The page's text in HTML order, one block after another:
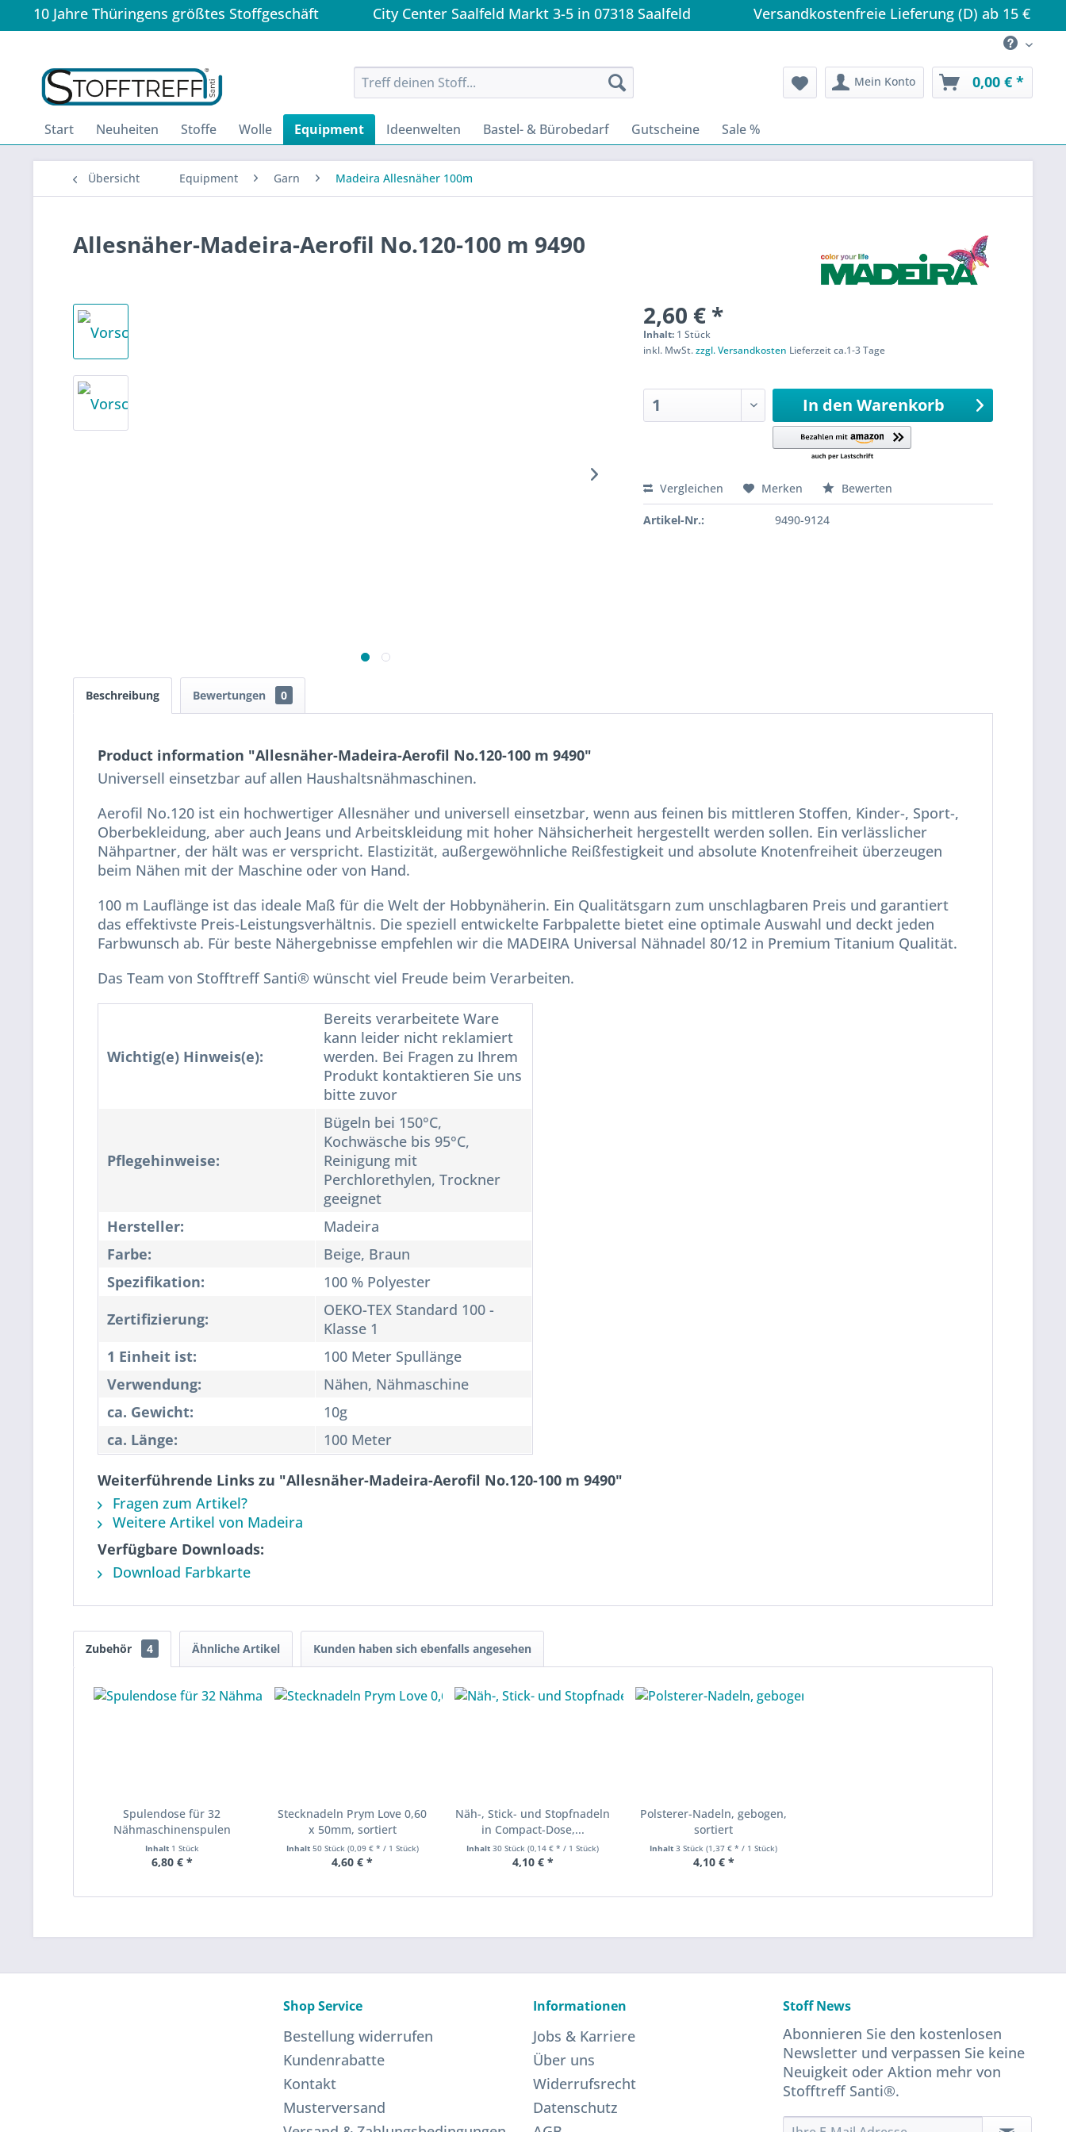
10 Jahre Thüringens größtes Stoffgeschäft City Center Saalfeld Markt 3-5 in 07318 Saalfeld Versandkostenfreie Lieferung (D) ab 15 €
Mein Konto 0,00 € *
Start Neuheiten Stoffe Wolle Equipment Ideenwelten Bastel- & Bürobedarf Gutscheine Sale %
Übersicht Equipment Garn Madeira Allesnäher 100m
Allesnäher-Madeira-Aerofil No.120-100 m 9490
2,60 € *
Inhalt: 1 Stück
inkl. MwSt.zzgl. Versandkosten Lieferzeit ca.1-3 Tage
In den Warenkorb
Vergleichen Merken Bewerten
Artikel-Nr.: 9490-9124
Beschreibung Bewertungen 0
Product information "Allesnäher-Madeira-Aerofil No.120-100 m 9490"
Universell einsetzbar auf allen Haushaltsnähmaschinen.
Aerofil No.120 ist ein hochwertiger Allesnäher und universell einsetzbar, wenn aus feinen bis mittleren Stoffen, Kinder-, Sport-,
Oberbekleidung, aber auch Jeans und Arbeitskleidung mit hoher Nähsicherheit hergestellt werden sollen. Ein verlässlicher
Nähpartner, der hält was er verspricht. Elastizität, außergewöhnliche Reißfestigkeit und absolute Knotenfreiheit überzeugen
beim Nähen mit der Maschine oder von Hand.
100 m Lauflänge ist das ideale Maß für die Welt der Hobbynäherin. Ein Qualitätsgarn zum unschlagbaren Preis und garantiert
das effektivste Preis-Leistungsverhältnis. Die speziell entwickelte Farbpalette bietet eine optimale Auswahl und deckt jeden
Farbwunsch ab. Für beste Nähergebnisse empfehlen wir die MADEIRA Universal Nähnadel 80/12 in Premium Titanium Qualität.
Das Team von Stofftreff Santi® wünscht viel Freude beim Verarbeiten.
Wichtig(e) Hinweis(e):
Bereits verarbeitete Ware
kann leider nicht reklamiert
werden. Bei Fragen zu Ihrem
Produkt kontaktieren Sie uns
bitte zuvor
Pflegehinweise:
Bügeln bei 150°C,
Kochwäsche bis 95°C,
Reinigung mit
Perchlorethylen, Trockner
geeignet
Hersteller:
Madeira
Farbe:
Beige, Braun
Spezifikation:
100 % Polyester
Zertifizierung:
OEKO-TEX Standard 100 -
Klasse 1
1 Einheit ist:
100 Meter Spullänge
Verwendung:
Nähen, Nähmaschine
ca. Gewicht:
10g
ca. Länge:
100 Meter
Weiterführende Links zu "Allesnäher-Madeira-Aerofil No.120-100 m 9490"
Fragen zum Artikel?
Weitere Artikel von Madeira
Verfügbare Downloads:
Download Farbkarte
Zubehör 4 Ähnliche Artikel Kunden haben sich ebenfalls angesehen
Spulendose für 32
Nähmaschinenspulen
Inhalt 1 Stück
6,80 € *
Stecknadeln Prym Love 0,60
x 50mm, sortiert
Inhalt 50 Stück (0,09 € * / 1 Stück)
4,60 € *
Näh-, Stick- und Stopfnadeln
in Compact-Dose,...
Inhalt30 Stück(0,14 € * / 1 Stück)
4,10 € *
Polsterer-Nadeln, gebogen,
sortiert
Inhalt3 Stück(1,37 € * / 1 Stück)
4,10 € *
Shop Service
Bestellung widerrufen
Kundenrabatte
Kontakt
Musterversand
Informationen
Jobs & Karriere
Über uns
Widerrufsrecht
Datenschutz
Stoff News
Abonnieren Sie den kostenlosen
Newsletter und verpassen Sie keine
Neuigkeit oder Aktion mehr von
Stofftreff Santi®.